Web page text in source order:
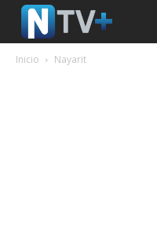
Inicio Nayarit